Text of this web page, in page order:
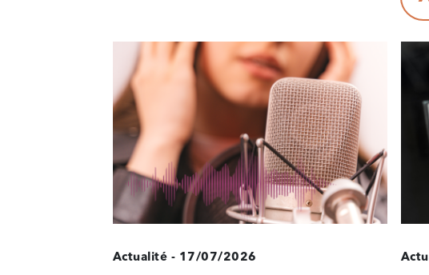
Actualité - 17/07/2026